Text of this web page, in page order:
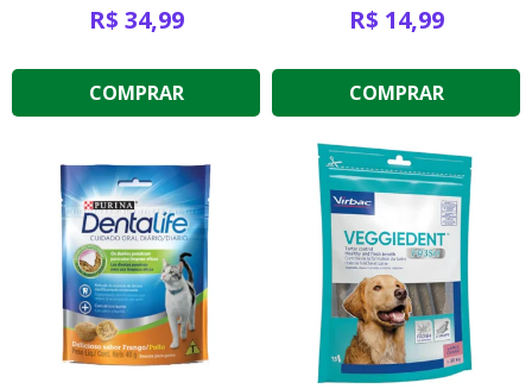
R$ 34,99
COMPRAR
R$ 14,99
COMPRAR